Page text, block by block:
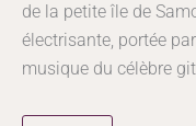
de la petite île de
électrisante, portée
musique du célèbre